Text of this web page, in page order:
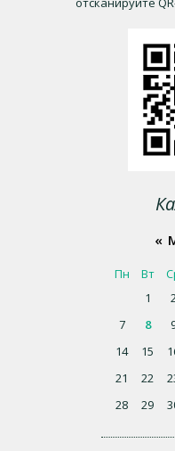
«
Пн Вт
1
7
8
14
15
21
22
28
29